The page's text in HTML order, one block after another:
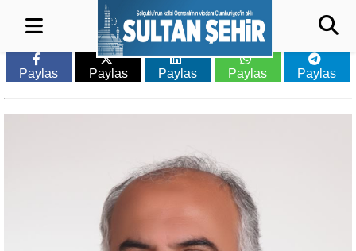
Paylas Paylas Paylas Paylas Paylas